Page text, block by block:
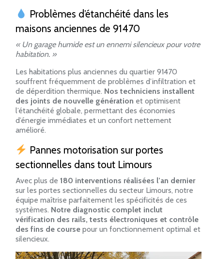
Problèmes d’étanchéité dans les
maisons anciennes de 91470
« Un garage humide est un ennemi silencieux pour votre
habitation. »
Les habitations plus anciennes du quartier 91470
souffrent fréquemment de problèmes d’infiltration et
de déperdition thermique. Nos techniciens installent
des joints de nouvelle génération et optimisent
l’étanchéité globale, permettant des économies
d’énergie immédiates et un confort nettement
amélioré.
Pannes motorisation sur portes
sectionnelles dans tout Limours
Avec plus de 180 interventions réalisées l’an dernier
sur les portes sectionnelles du secteur Limours, notre
équipe maîtrise parfaitement les spécificités de ces
systèmes. Notre diagnostic complet inclut
vérification des rails, tests électroniques et contrôle
des fins de course pour un fonctionnement optimal et
silencieux.